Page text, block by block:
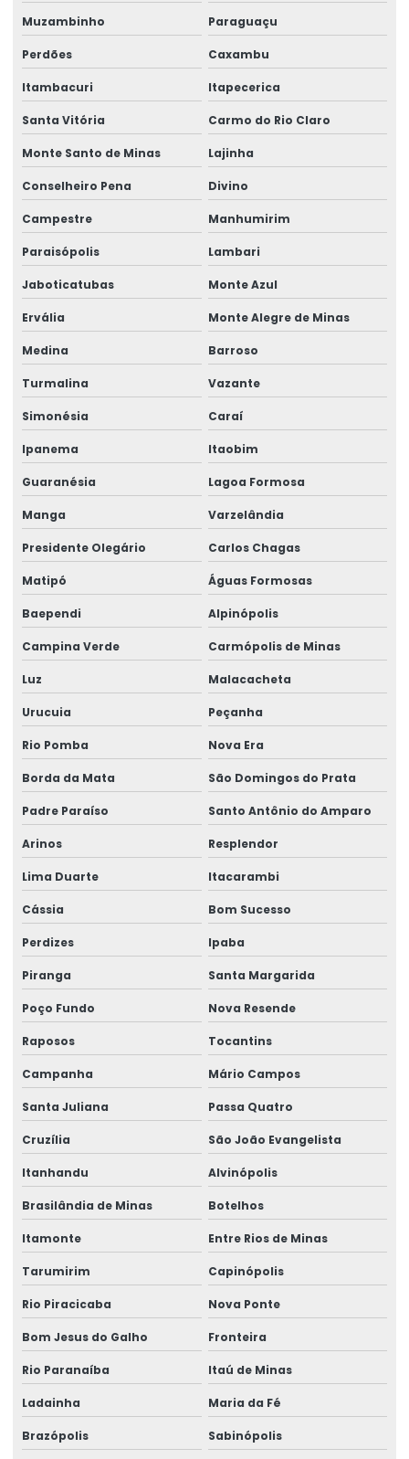
Talha Elétrica Com Capacidade Até 5 Toneladas
Talha Elétrica Com Controle Inteligente
Talha Elétrica Com Inversor De Frequência
Talha Elétrica Com Trole Incorporado
Talha Elétrica Compacta Para Indústria
Talha elétrica de corrente
Talha Elétrica Fixa Com Monitoramento
Talha Elétrica Industrial
Talha Elétrica Inox Para Movimentação Horizontal
Talha Elétrica Nova
Talha Elétrica Para Indústria Alimentícia
Talha Elétrica Para Indústrias Diversas
Talha Elétrica Para Movimentação De Cargas
Talha elétrica para ponte rolante
Talha Elétrica Resistente A Corrosão Para Indústria
Talha Fixa Aço Carbono
Talha Fixa Aço Carbono Aplicações Industriais
Talha Fixa Aço Carbono Preço
Talha Fixa Cinta Industrial
Talha Fixa De Cabo De Aço
Talha Fixa Para Indústria Pesada
Talha Fixa Para Projetos De Engenharia Pesada
Talha Motorizada Para Pontes Rolantes Duplaviga
Talha Nova Com Inversor De Frequência
Talha Para Ambientes Com Restrição De Altura
Talha Univiga Com Monitoramento
Talhas elétricas de cabo de aço
Talhas elétricas de cabo de aço swf
Talhas elétricas de corrente swf
Topografia caminho de rolamento
Treinamento Em Segurança De Elevadores
Treinamento para operadores de ponte rolante
Treinamento de ponte rolante
Muzambinho Paraguaçu
Perdões Caxambu
Itambacuri Itapecerica
Santa Vitória Carmo do Rio Claro
Monte Santo de Minas Lajinha
Conselheiro Pena Divino
Campestre Manhumirim
Paraisópolis Lambari
Jaboticatubas Monte Azul
Ervália Monte Alegre de Minas
Medina Barroso
Turmalina Vazante
Simonésia Caraí
Ipanema Itaobim
Guaranésia Lagoa Formosa
Manga Varzelândia
Presidente Olegário Carlos Chagas
Matipó Águas Formosas
Baependi Alpinópolis
Campina Verde Carmópolis de Minas
Luz Malacacheta
Urucuia Peçanha
Rio Pomba Nova Era
Borda da Mata São Domingos do Prata
Padre Paraíso Santo Antônio do Amparo
Arinos Resplendor
Lima Duarte Itacarambi
Cássia Bom Sucesso
Perdizes Ipaba
Piranga Santa Margarida
Poço Fundo Nova Resende
Raposos Tocantins
Campanha Mário Campos
Santa Juliana Passa Quatro
Cruzília São João Evangelista
Itanhandu Alvinópolis
Brasilândia de Minas Botelhos
Itamonte Entre Rios de Minas
Tarumirim Capinópolis
Rio Piracicaba Nova Ponte
Bom Jesus do Galho Fronteira
Rio Paranaíba Itaú de Minas
Ladainha Maria da Fé
Brazópolis Sabinópolis